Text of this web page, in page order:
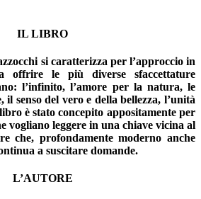
IL LIBRO
si caratterizza per l’approccio in
offrire le più diverse sfaccettature
l’infinito, l’amore per la natura, le
il senso del vero e della bellezza, l’unità
è stato concepito appositamente per
vogliano leggere in una chiave vicina al
che, profondamente moderno anche
a suscitare domande.
L’AUTORE